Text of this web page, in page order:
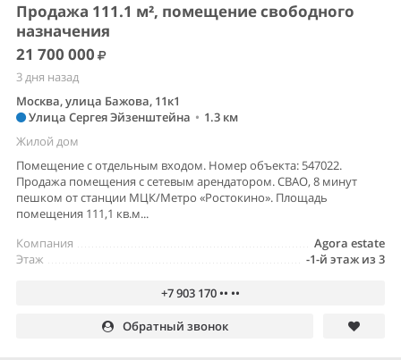
Продажа 111.1 м², помещение свободного
назначения
21 700 000
3 дня назад
Москва, улица Бажова, 11к1
Улица Сергея Эйзенштейна • 1.3 км
Жилой дом
Помещение с отдельным входом. Номер объекта: 547022.
Продажа помещения с сетевым арендатором. СВАО, 8 минут
пешком от станции МЦК/Метро «Ростокино». Площадь
помещения 111,1 кв.м...
Agora estate
Компания
-1-й этаж из 3
Этаж
+7 903 170 •• ••
Обратный звонок